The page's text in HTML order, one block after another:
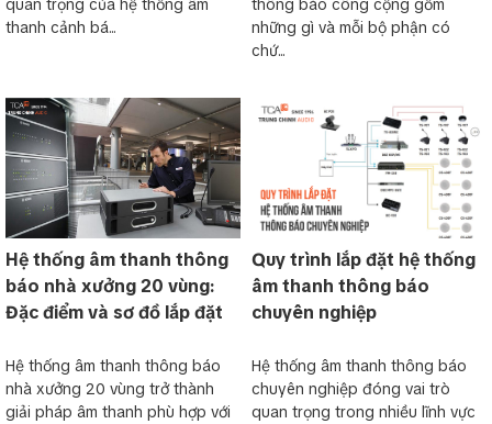
quan trọng của hệ thống âm
thanh cảnh bá...
thông báo công cộng gồm
những gì và mỗi bộ phận có
chứ...
Hệ thống âm thanh thông
báo nhà xưởng 20 vùng:
Đặc điểm và sơ đồ lắp đặt
Hệ thống âm thanh thông báo
nhà xưởng 20 vùng trở thành
giải pháp âm thanh phù hợp với
Quy trình lắp đặt hệ thống
âm thanh thông báo
chuyên nghiệp
Hệ thống âm thanh thông báo
chuyên nghiệp đóng vai trò
quan trọng trong nhiều lĩnh vực